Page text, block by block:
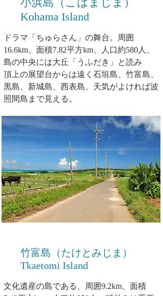
Kohama Island
ドラマ「ちゅらさん」の舞台。周囲
16.6km、面積7.82平方km、人口約580人、
島の中央には大丘「うふだき」と読み
頂上の展望台からは遠く石垣島、竹富島、
黒島、新城島、西表島、天気がよければ波
照間島まで見える。
竹富島（たけとみじま）
Tkaetomi Island
文化遺産の島である、周囲9.2km、面積